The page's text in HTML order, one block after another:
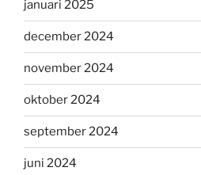
januari 2025
december 2024
november 2024
oktober 2024
september 2024
juni 2024